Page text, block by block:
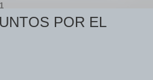
POR EL